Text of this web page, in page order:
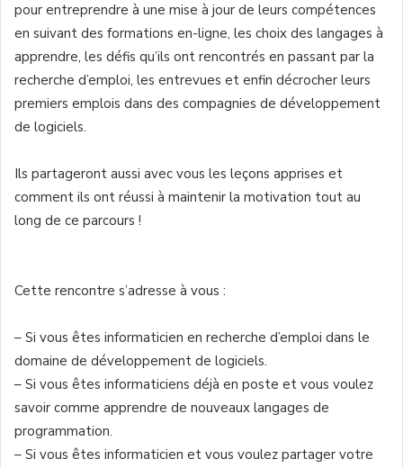
pour entreprendre à une mise à jour de leurs compétences
en suivant des formations en-ligne, les choix des langages à
apprendre, les défis qu’ils ont rencontrés en passant par la
recherche d’emploi, les entrevues et enfin décrocher leurs
premiers emplois dans des compagnies de développement
de logiciels.
Ils partageront aussi avec vous les leçons apprises et
comment ils ont réussi à maintenir la motivation tout au
long de ce parcours !
Cette rencontre s’adresse à vous :
– Si vous êtes informaticien en recherche d’emploi dans le
domaine de développement de logiciels.
– Si vous êtes informaticiens déjà en poste et vous voulez
savoir comme apprendre de nouveaux langages de
programmation.
– Si vous êtes informaticien et vous voulez partager votre